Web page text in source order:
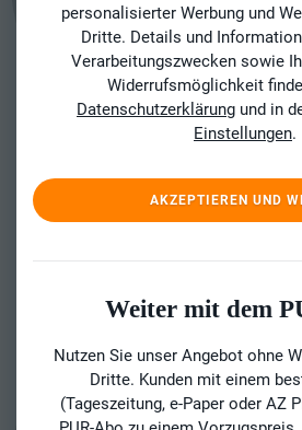
personalisierter Werbung und
Dritte. Details und
Verarbeitungszwecken sowie
Widerrufsmöglichkeit
Datenschutzerklärung und in
Einstellungen.
AKZEPTIEREN UND
Weiter mit dem
Nutzen Sie unser Angebot ohne
Dritte. Kunden mit einem
(Tageszeitung, e-Paper oder AZ